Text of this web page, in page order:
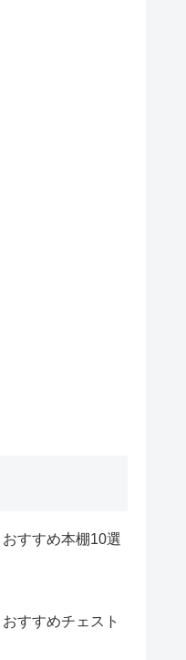
おすすめ本棚10選
すすめチェスト